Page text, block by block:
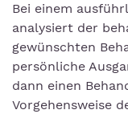
Bei einem
analysiert der
gewünschten
persönliche
dann einen
Vorgehensweise